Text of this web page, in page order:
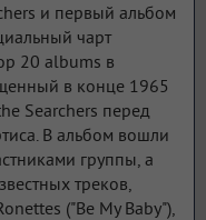
и первый альбом
чарт
20 albums в
в конце 1965
Searchers перед
В альбом вошли
группы, а
треков,
("Be My Baby"),